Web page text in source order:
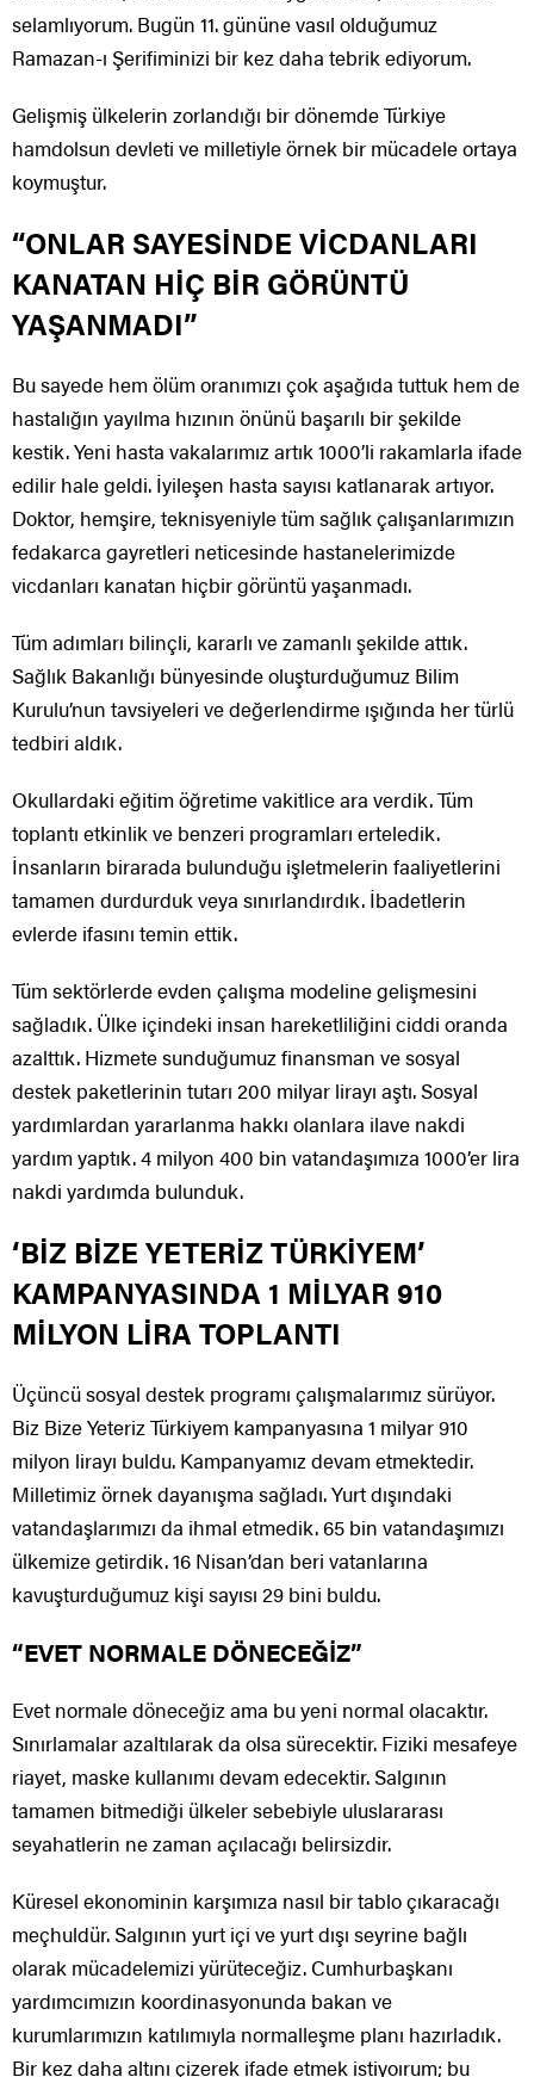
selamlıyorum. Bugün 11. gününe vasıl olduğumuz
Ramazan-ı Şerifiminizi bir kez daha tebrik ediyorum.
Gelişmiş ülkelerin zorlandığı bir dönemde Türkiye
hamdolsun devleti ve milletiyle örnek bir mücadele ortaya
koymuştur.
“ONLAR SAYESİNDE VİCDANLARI
KANATAN HİÇ BİR GÖRÜNTÜ
YAŞANMADI”
Bu sayede hem ölüm oranımızı çok aşağıda tuttuk hem de
hastalığın yayılma hızının önünü başarılı bir şekilde
kestik. Yeni hasta vakalarımız artık 1000’li rakamlarla ifade
edilir hale geldi. İyileşen hasta sayısı katlanarak artıyor.
Doktor, hemşire, teknisyeniyle tüm sağlık çalışanlarımızın
fedakarca gayretleri neticesinde hastanelerimizde
vicdanları kanatan hiçbir görüntü yaşanmadı.
Tüm adımları bilinçli, kararlı ve zamanlı şekilde attık.
Sağlık Bakanlığı bünyesinde oluşturduğumuz Bilim
Kurulu’nun tavsiyeleri ve değerlendirme ışığında her türlü
tedbiri aldık.
Okullardaki eğitim öğretime vakitlice ara verdik. Tüm
toplantı etkinlik ve benzeri programları erteledik.
İnsanların birarada bulunduğu işletmelerin faaliyetlerini
tamamen durdurduk veya sınırlandırdık. İbadetlerin
evlerde ifasını temin ettik.
Tüm sektörlerde evden çalışma modeline gelişmesini
sağladık. Ülke içindeki insan hareketliliğini ciddi oranda
azalttık. Hizmete sunduğumuz finansman ve sosyal
destek paketlerinin tutarı 200 milyar lirayı aştı. Sosyal
yardımlardan yararlanma hakkı olanlara ilave nakdi
yardım yaptık. 4 milyon 400 bin vatandaşımıza 1000’er lira
nakdi yardımda bulunduk.
‘BİZ BİZE YETERİZ TÜRKİYEM’
KAMPANYASINDA 1 MİLYAR 910
MİLYON LİRA TOPLANTI
Üçüncü sosyal destek programı çalışmalarımız sürüyor.
Biz Bize Yeteriz Türkiyem kampanyasına 1 milyar 910
milyon lirayı buldu. Kampanyamız devam etmektedir.
Milletimiz örnek dayanışma sağladı. Yurt dışındaki
vatandaşlarımızı da ihmal etmedik. 65 bin vatandaşımızı
ülkemize getirdik. 16 Nisan’dan beri vatanlarına
kavuşturduğumuz kişi sayısı 29 bini buldu.
“EVET NORMALE DÖNECEĞİZ”
Evet normale döneceğiz ama bu yeni normal olacaktır.
Sınırlamalar azaltılarak da olsa sürecektir. Fiziki mesafeye
riayet, maske kullanımı devam edecektir. Salgının
tamamen bitmediği ülkeler sebebiyle uluslararası
seyahatlerin ne zaman açılacağı belirsizdir.
Küresel ekonominin karşımıza nasıl bir tablo çıkaracağı
meçhuldür. Salgının yurt içi ve yurt dışı seyrine bağlı
olarak mücadelemizi yürüteceğiz. Cumhurbaşkanı
yardımcımızın koordinasyonunda bakan ve
kurumlarımızın katılımıyla normalleşme planı hazırladık.
Bir kez daha altını çizerek ifade etmek istiyoırum; bu